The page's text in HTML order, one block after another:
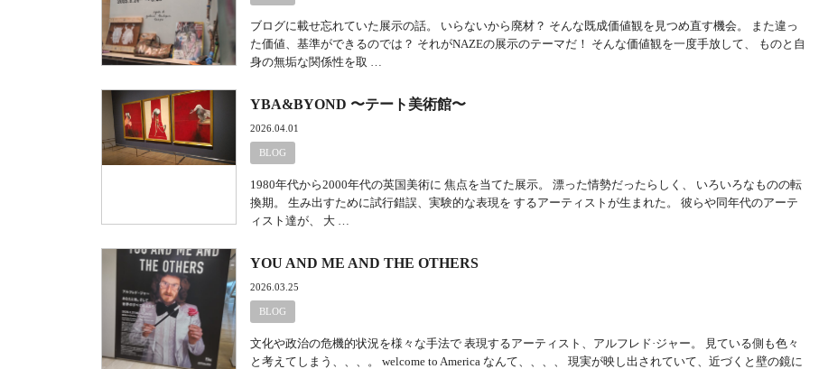
ブログに載せ忘れていた展示の話。 いらないから廃材？ そんな既成価値観を見つめ直す機会。 また違っ
た価値、基準ができるのでは？ それがNAZEの展示のテーマだ！ そんな価値観を一度手放して、 ものと自
身の無垢な関係性を取 …
YBA&BYOND 〜テート美術館〜
2026.04.01
BLOG
1980年代から2000年代の英国美術に 焦点を当てた展示。 漂った情勢だったらしく、 いろいろなものの転
換期。 生み出すために試行錯誤、実験的な表現を するアーティストが生まれた。 彼らや同年代のアーテ
ィスト達が、 大 …
YOU AND ME AND THE OTHERS
2026.03.25
BLOG
文化や政治の危機的状況を様々な手法で 表現するアーティスト、アルフレド·ジャー。 見ている側も色々
と考えてしまう、、、。 welcome to America なんて、、、、 現実が映し出されていて、近づくと壁の鏡に